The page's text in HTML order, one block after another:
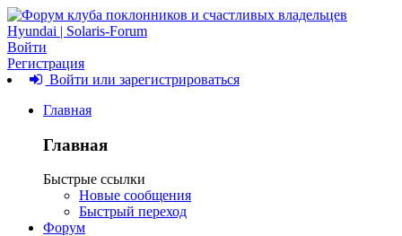
Войти
Регистрация
Войти или зарегистрироваться
Главная
Главная
Быстрые ссылки
Новые сообщения
Быстрый переход
Форум